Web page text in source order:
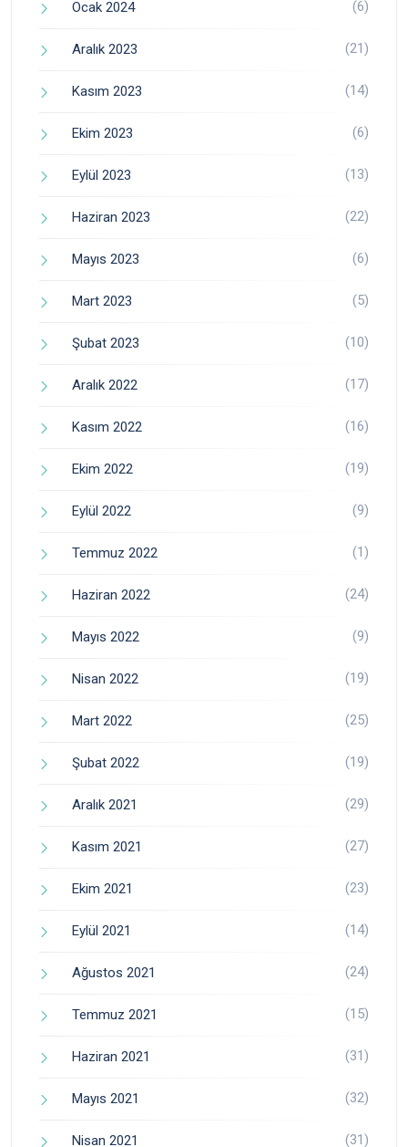
Ocak 2024 (6)
Aralık 2023 (21)
Kasım 2023 (14)
Ekim 2023 (6)
Eylül 2023 (13)
Haziran 2023 (22)
Mayıs 2023 (6)
Mart 2023 (5)
Şubat 2023 (10)
Aralık 2022 (17)
Kasım 2022 (16)
Ekim 2022 (19)
Eylül 2022 (9)
Temmuz 2022 (1)
Haziran 2022 (24)
Mayıs 2022 (9)
Nisan 2022 (19)
Mart 2022 (25)
Şubat 2022 (19)
Aralık 2021 (29)
Kasım 2021 (27)
Ekim 2021 (23)
Eylül 2021 (14)
Ağustos 2021 (24)
Temmuz 2021 (15)
Haziran 2021 (31)
Mayıs 2021 (32)
Nisan 2021 (31)